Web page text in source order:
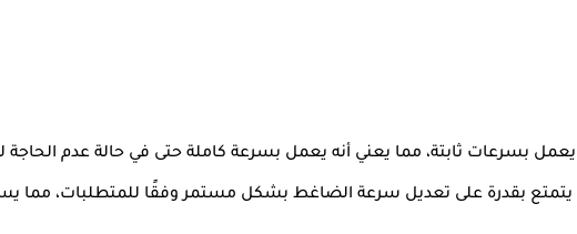
يعمل بسرعات ثابتة، مما يعني أنه يعمل بسرعة كاملة حتى في حالة عدم الحاجة
يتمتع بقدرة على تعديل سرعة الضاغط بشكل مستمر وفقًا للمتطلبات، مما